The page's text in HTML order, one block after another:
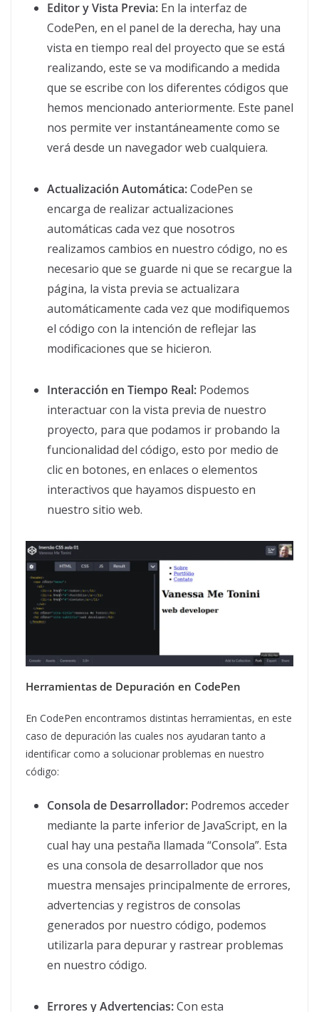
Editor y Vista Previa: En la interfaz de
CodePen, en el panel de la derecha, hay una
vista en tiempo real del proyecto que se está
realizando, este se va modificando a medida
que se escribe con los diferentes códigos que
hemos mencionado anteriormente. Este panel
nos permite ver instantáneamente como se
verá desde un navegador web cualquiera.
Actualización Automática:CodePen se
encarga de realizar actualizaciones
automáticas cada vez que nosotros
realizamos cambios en nuestro código, no es
necesario que se guarde ni que se recargue la
página, la vista previa se actualizara
automáticamente cada vez que modifiquemos
el código con la intención de reflejar las
modificaciones que se hicieron.
Interacción en Tiempo Real: Podemos
interactuar con la vista previa de nuestro
proyecto, para que podamos ir probando la
funcionalidad del código, esto por medio de
clic en botones, en enlaces o elementos
interactivos que hayamos dispuesto en
nuestro sitio web.
Herramientas de Depuración en CodePen
En CodePen encontramos distintas herramientas, en este
caso de depuración las cuales nos ayudaran tanto a
identificar como a solucionar problemas en nuestro
código:
Consola de Desarrollador: Podremos acceder
mediante la parte inferior de JavaScript, en la
cual hay una pestaña llamada “Consola”. Esta
es una consola de desarrollador que nos
muestra mensajes principalmente de errores,
advertencias y registros de consolas
generados por nuestro código, podemos
utilizarla para depurar y rastrear problemas
en nuestro código.
Errores y Advertencias:Con esta